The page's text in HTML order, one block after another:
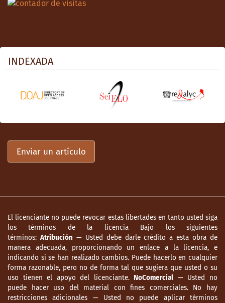
INDEXADA
Enviar un artículo
El licenciante no puede revocar estas libertades en tanto usted siga
los términos de la licencia Bajo los siguientes
términos: Atribución — Usted debe darle crédito a esta obra de
manera adecuada, proporcionando un enlace a la licencia, e
indicando si se han realizado cambios. Puede hacerlo en cualquier
forma razonable, pero no de forma tal que sugiera que usted o su
uso tienen el apoyo del licenciante.NoComercial — Usted no
puede hacer uso del material con fines comerciales. No hay
restricciones adicionales — Usted no puede aplicar términos